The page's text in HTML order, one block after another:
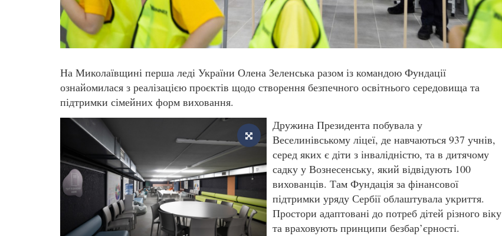
На Миколаївщині перша леді України Олена Зеленська разом із командою Фундації
ознайомилася з реалізацією проєктів щодо створення безпечного освітнього середовища та
підтримки сімейних форм виховання.
Дружина Президента побувала у
Веселинівському ліцеї, де навчаються 937 учнів,
серед яких є діти з інвалідністю, та в дитячому
садку у Вознесенську, який відвідують 100
вихованців. Там Фундація за фінансової
підтримки уряду Сербії облаштувала укриття.
Простори адаптовані до потреб дітей різного віку
та враховують принципи безбар’єрності.